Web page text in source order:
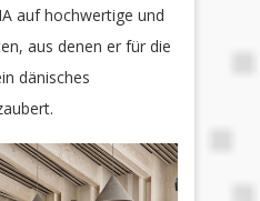
auf hochwertige und
aus denen er für die
dänisches